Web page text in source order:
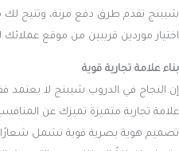
شيبنج تقدم طرق دفع مرنة، وتتيح لك
اختيار موردين قريبين من موقع
بناء علامة تجارية قوية
إن النجاح في الدروب شيبنج لا يعتمد
علامة تجارية متميزة تميزك عن
تصميم هوية بصرية قوية تشمل شعارًا